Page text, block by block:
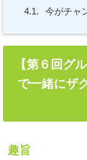
4.1. 今がチャ
【第６回グ
で一緒にザ
趣旨